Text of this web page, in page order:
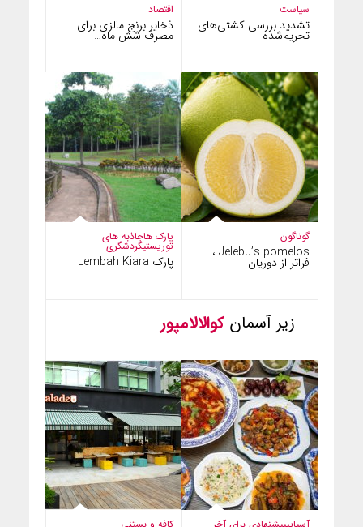
اقتصاد
ذخایر برنج مالزی برای
مصرف شش ماه…
سیاست
تشدید بررسی کشتی‌های
تحریم‌شده
پارک هاجاذبه های
توریستیگردشگری
پارک Lembah Kiara
گوناگون
Jelebu’s pomelos ،
فراتر از دوریان
زیر آسمان کوالالامپور
کافه و بستنی آسیاییپیشنهادی برای آخر